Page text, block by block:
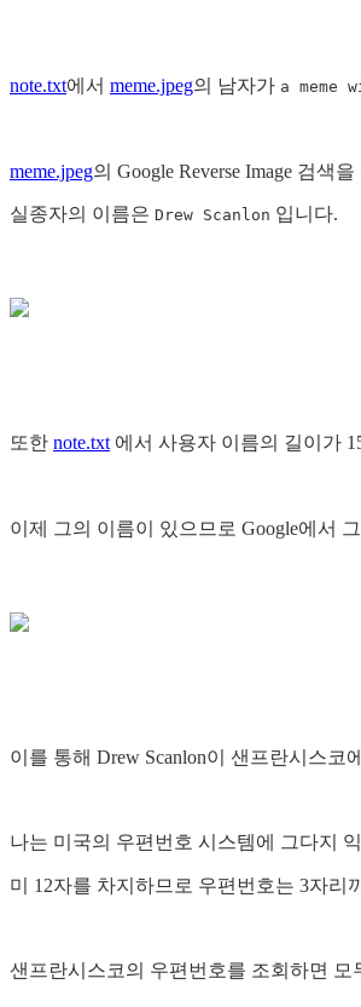
note.txt에서 meme.jpeg의 남자가 a meme
meme.jpeg의 Google Reverse Image 검색
실종자의 이름은 Drew Scanlon 입니다.
또한 note.txt 에서 사용자 이름의 길이가
이제 그의 이름이 있으므로 Google에서
이를 통해 Drew Scanlon이 샌프란시스코
나는 미국의 우편번호 시스템에 그다지
미 12자를 차지하므로 우편번호는 3자리
샌프란시스코의 우편번호를 조회하면 모